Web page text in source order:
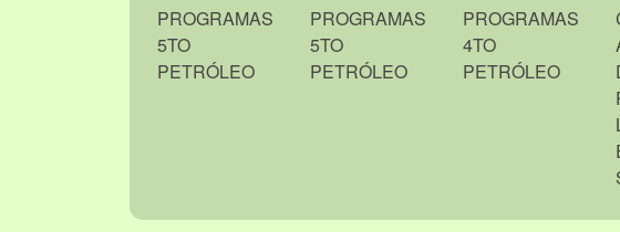
PROGRAMAS
5TO
PETRÓLEO
PROGRAMAS
5TO
PETRÓLEO
PROGRAMAS
4TO
PETRÓLEO